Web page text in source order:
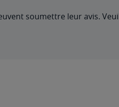
soumettre leur avis.